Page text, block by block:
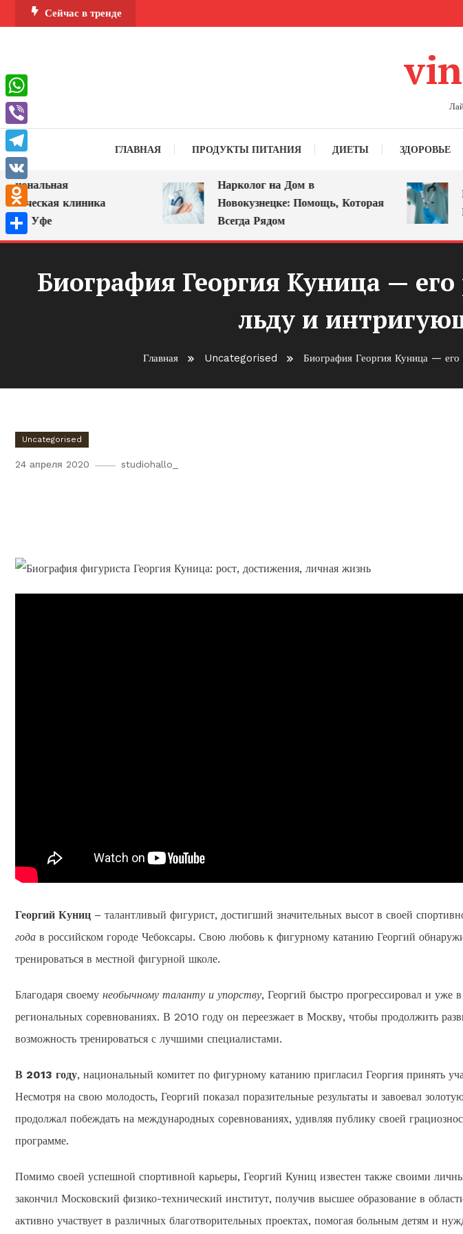
Перейти
к
Сейчас в тренде
ГЛАВНАЯ ПРОДУКТЫ ПИТАНИЯ ДИЕТЫ ЗДОРОВЬЕ
клиника
Уфе
Нарколог на Дом в
Новокузнецке: Помощь, Которая
Всегда Рядом
Биография Георгия Куница —
льду и
Главная Uncategorised Биография Георгия Куница —
Uncategorised
24 апреля 2020 studiohallo_
Георгий Куниц – талантливый фигурист, достигший значительных высот в своей
года в российском городе Чебоксары. Свою любовь к фигурному катанию Георгий
тренироваться в местной фигурной школе.
Благодаря своему необычному таланту и упорству, Георгий быстро прогрессировал и
региональных соревнованиях. В 2010 году он переезжает в Москву, чтобы продолжить
возможность тренироваться с лучшими специалистами.
В 2013 году, национальный комитет по фигурному катанию пригласил Георгия принять
Несмотря на свою молодость, Георгий показал поразительные результаты и завоевал
продолжал побеждать на международных соревнованиях, удивляя публику своей
программе.
Помимо своей успешной спортивной карьеры, Георгий Куниц известен также своими
закончил Московский физико-технический институт, получив высшее образование в
активно участвует в различных благотворительных проектах, помогая больным детям и
WhatsApp
Viber
Telegram
VK
Odnoklassniki
Отправить